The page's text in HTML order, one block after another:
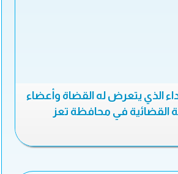
الذي يتعرض له القضاة وأعضاء
في محافظة تعز